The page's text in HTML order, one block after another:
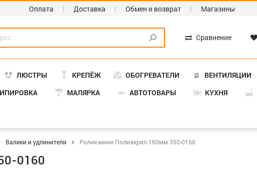
Оплата Доставка Обмен и возврат Магазины
Сравнение
ЛЮСТРЫ КРЕПЁЖ ОБОГРЕВАТЕЛИ ВЕНТИЛЯЦИИ
МАЛЯРКА АВТОТОВАРЫ КУХНЯ
Валики и удлинители Ролик-мини Полиакрил 160мм 350-0160
0160